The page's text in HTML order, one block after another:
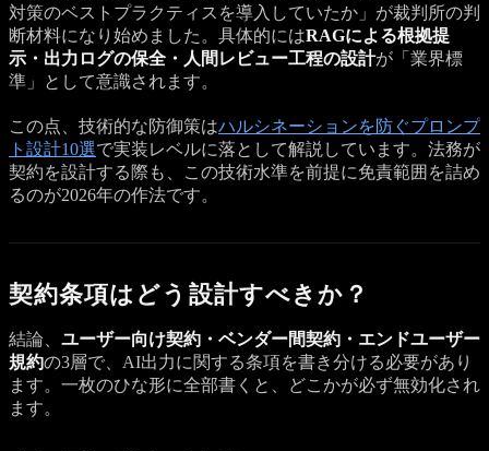
対策のベストプラクティスを導入していたか」が裁判所の判
断材料になり始めました。具体的にはRAGによる根拠提
示・出力ログの保全・人間レビュー工程の設計が「業界標
準」として意識されます。
この点、技術的な防御策はハルシネーションを防ぐプロンプ
ト設計10選で実装レベルに落として解説しています。法務が
契約を設計する際も、この技術水準を前提に免責範囲を詰め
るのが2026年の作法です。
契約条項はどう設計すべきか？
結論、 ユーザー向け契約・ベンダー間契約・エンドユーザー
規約の3層で、AI出力に関する条項を書き分ける必要があり
ます。一枚のひな形に全部書くと、どこかが必ず無効化され
ます。